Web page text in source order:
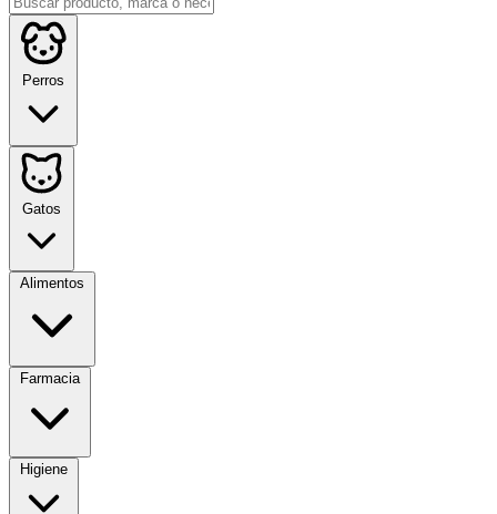
Perros
Gatos
Alimentos
Farmacia
Higiene